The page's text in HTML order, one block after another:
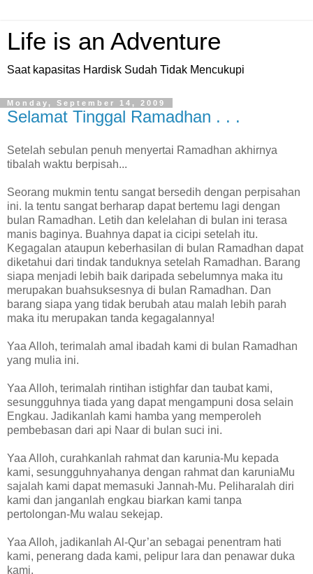
Life is an Adventure
Saat kapasitas Hardisk Sudah Tidak Mencukupi
Monday, September 14, 2009
Selamat Tinggal Ramadhan . . .
Setelah sebulan penuh menyertai Ramadhan akhirnya
tibalah waktu berpisah...
Seorang mukmin tentu sangat bersedih dengan perpisahan
ini. Ia tentu sangat berharap dapat bertemu lagi dengan
bulan Ramadhan. Letih dan kelelahan di bulan ini terasa
manis baginya. Buahnya dapat ia cicipi setelah itu.
Kegagalan ataupun keberhasilan di bulan Ramadhan dapat
diketahui dari tindak tanduknya setelah Ramadhan. Barang
siapa menjadi lebih baik daripada sebelumnya maka itu
merupakan buahsuksesnya di bulan Ramadhan. Dan
barang siapa yang tidak berubah atau malah lebih parah
maka itu merupakan tanda kegagalannya!
Yaa Alloh, terimalah amal ibadah kami di bulan Ramadhan
yang mulia ini.
Yaa Alloh, terimalah rintihan istighfar dan taubat kami,
sesungguhnya tiada yang dapat mengampuni dosa selain
Engkau. Jadikanlah kami hamba yang memperoleh
pembebasan dari api Naar di bulan suci ini.
Yaa Alloh, curahkanlah rahmat dan karunia-Mu kepada
kami, sesungguhnyahanya dengan rahmat dan karuniaMu
sajalah kami dapat memasuki Jannah-Mu. Peliharalah diri
kami dan janganlah engkau biarkan kami tanpa
pertolongan-Mu walau sekejap.
Yaa Alloh, jadikanlah Al-Qur’an sebagai penentram hati
kami, penerang dada kami, pelipur lara dan penawar duka
kami.